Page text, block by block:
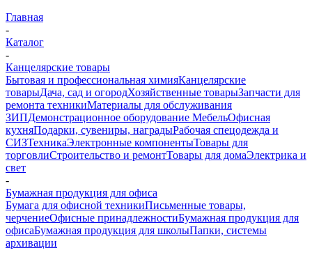
Главная
-
Каталог
-
Канцелярские товары
Бытовая и профессиональная химияКанцелярские
товарыДача, сад и огородХозяйственные товарыЗапчасти для
ремонта техникиМатериалы для обслуживания
ЗИПДемонстрационное оборудование МебельОфисная
кухняПодарки, сувениры, наградыРабочая спецодежда и
СИЗТехникаЭлектронные компонентыТовары для
торговлиСтроительство и ремонтТовары для домаЭлектрика и
свет
-
Бумажная продукция для офиса
Бумага для офисной техникиПисьменные товары,
черчениеОфисные принадлежностиБумажная продукция для
офисаБумажная продукция для школыПапки, системы
архивации